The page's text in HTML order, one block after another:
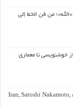
من فن الخط إلى
خوشنویسی تا معماری
Iran, Satoshi